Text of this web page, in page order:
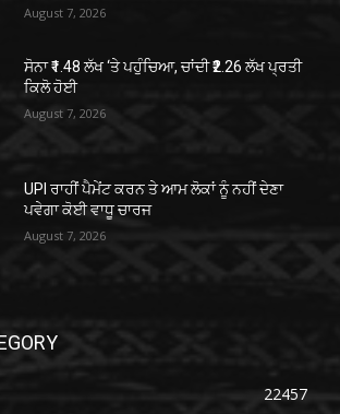
August 7, 2026
ਸੋਨਾ ₹1.48 ਲੱਖ ‘ਤੇ ਪਹੁੰਚਿਆ, ਚਾਂਦੀ ₹2.26 ਲੱਖ ਪ੍ਰਤੀ
ਕਿਲੋ ਹੋਈ
August 7, 2026
UPI ਰਾਹੀਂ ਪੈਮੇਂਟ ਕਰਨ ਤੇ ਆਮ ਲੋਕਾਂ ਨੂੰ ਨਹੀਂ ਦੇਣਾ
ਪਵੇਗਾ ਕੋਈ ਵਾਧੂ ਚਾਰਜ
August 7, 2026
22457